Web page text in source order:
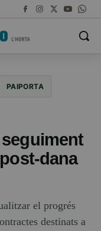
PAIPORTA
dana
el progrés
destinats a